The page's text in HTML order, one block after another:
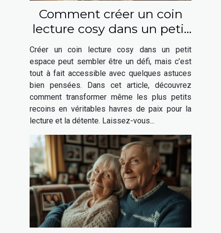
Comment créer un coin
lecture cosy dans un petit
espace
Créer un coin lecture cosy dans un petit
espace peut sembler être un défi, mais c’est
tout à fait accessible avec quelques astuces
bien pensées. Dans cet article, découvrez
comment transformer même les plus petits
recoins en véritables havres de paix pour la
lecture et la détente. Laissez-vous...